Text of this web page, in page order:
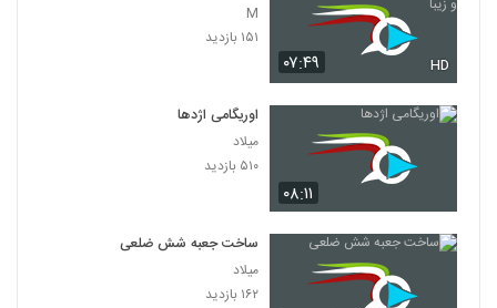
۰۷:۴۹ HD
M
۱۵۱ بازدید
۰۸:۱۱
اوریگامی اژدها
میلاد
۵۱۰ بازدید
ساخت جعبه شش ضلعی
میلاد
۱۶۲ بازدید